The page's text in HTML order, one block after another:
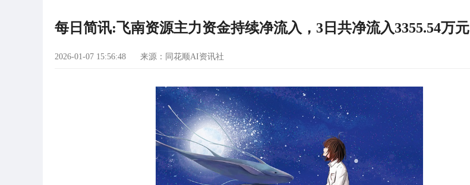
每日简讯:飞南资源主力资金持续净流入，3日共净流入3355.54万元
2026-01-07 15:56:48 来源：同花顺AI资讯社